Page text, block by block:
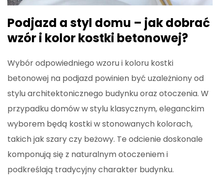
Podjazd a styl domu – jak dobrać
wzór i kolor kostki betonowej?
Wybór odpowiedniego wzoru i koloru kostki
betonowej na podjazd powinien być uzależniony od
stylu architektonicznego budynku oraz otoczenia. W
przypadku domów w stylu klasycznym, eleganckim
wyborem będą kostki w stonowanych kolorach,
takich jak szary czy beżowy. Te odcienie doskonale
komponują się z naturalnym otoczeniem i
podkreślają tradycyjny charakter budynku.